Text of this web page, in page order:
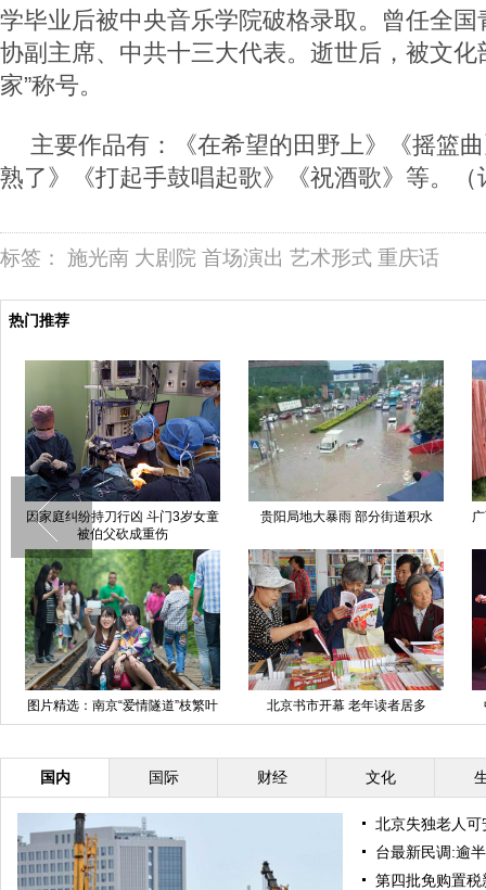
学毕业后被中央音乐学院破格录取。曾任全
协副主席、中共十三大代表。逝世后，被文化
家”称号。
主要作品有：《在希望的田野上》《摇篮
熟了》《打起手鼓唱起歌》《祝酒歌》等。（
标签： 施光南 大剧院 首场演出 艺术形式 重庆话
热门推荐
因家庭纠纷持刀行凶 斗门3岁女童
被伯父砍成重伤
贵阳局地大暴雨 部分街道积水
图片精选：南京“爱情隧道”枝繁叶
茂引游客
北京书市开幕 老年读者居多
国内 国际 财经 文化
北京失独老人
台最新民调:逾
第四批免购置